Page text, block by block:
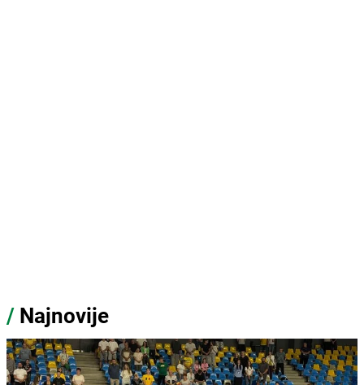
/ Najnovije